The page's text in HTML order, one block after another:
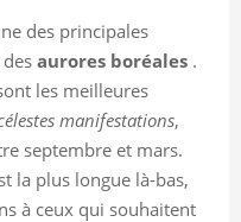
des principales
aurores boréales .
les meilleures
manifestations,
septembre et mars.
la plus longue là-bas,
à ceux qui souhaitent